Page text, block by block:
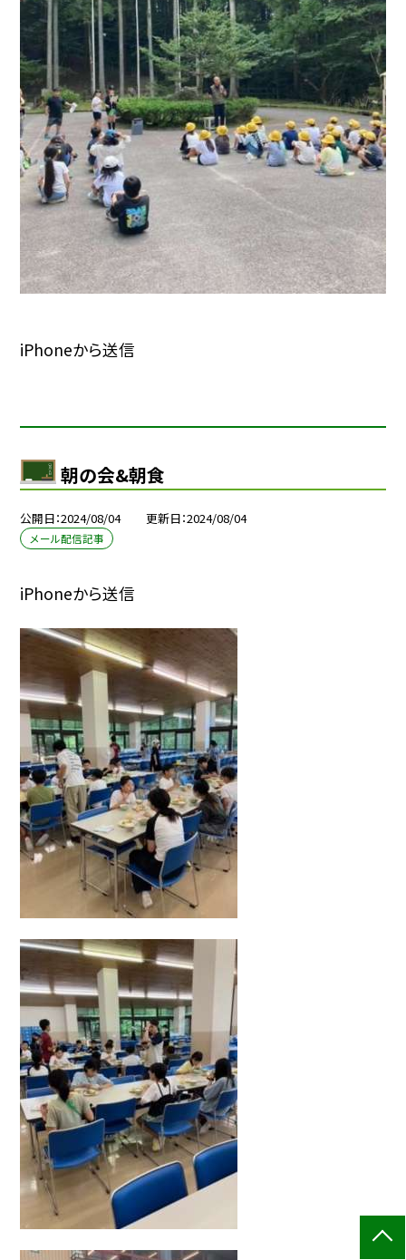
iPhoneから送信
朝の会&朝食
公開日 2024/08/04 更新日 2024/08/04
メール配信記事
iPhoneから送信